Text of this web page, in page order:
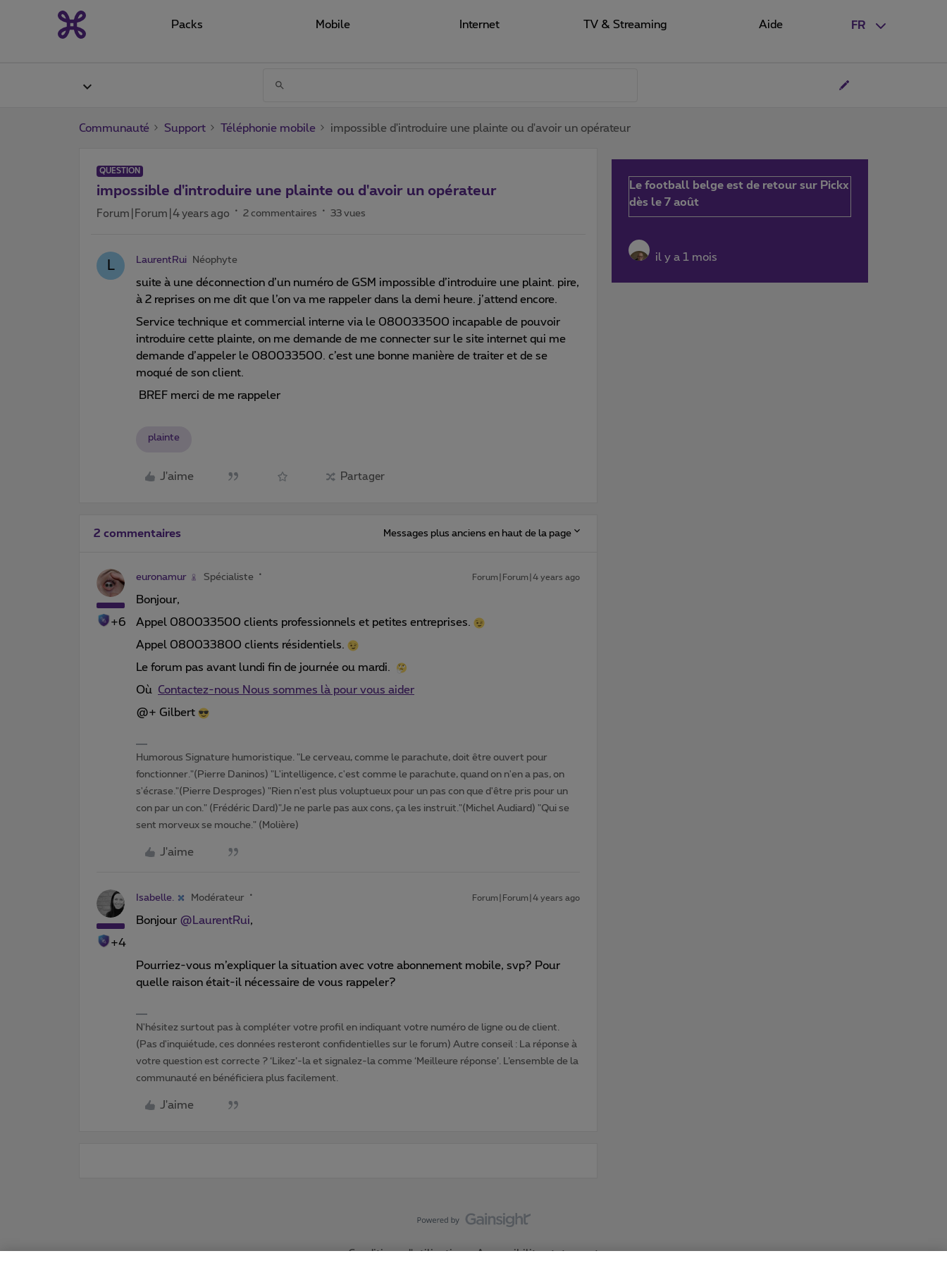
FR
Packs Mobile Internet TV & Streaming Aide
Communauté Support Téléphonie mobile impossible d'introduire une plainte ou d'avoir un opérateur
QUESTION
impossible d'introduire une plainte ou d'avoir un opérateur
Forum|Forum|4 years ago 2 commentaires 33 vues
L LaurentRui Néophyte
suite à une déconnection d’un numéro de GSM impossible d’introduire une plaint. pire,
à 2 reprises on me dit que l’on va me rappeler dans la demi heure. j’attend encore.
Service technique et commercial interne via le 080033500 incapable de pouvoir
introduire cette plainte, on me demande de me connecter sur le site internet qui me
demande d’appeler le 080033500. c’est une bonne manière de traiter et de se
moqué de son client.
BREF merci de me rappeler
plainte
J'aime Partager
2 commentaires Messages plus anciens en haut de la page
+6
euronamur Spécialiste Forum|Forum|4 years ago
Bonjour,
Appel 080033500 clients professionnels et petites entreprises.
Appel 080033800 clients résidentiels.
Le forum pas avant lundi fin de journée ou mardi.
Où Contactez-nous Nous sommes là pour vous aider
@+ Gilbert
Humorous Signature humoristique. "Le cerveau, comme le parachute, doit être ouvert pour
fonctionner."(Pierre Daninos) "L'intelligence, c'est comme le parachute, quand on n'en a pas, on
s'écrase."(Pierre Desproges) "Rien n'est plus voluptueux pour un pas con que d'être pris pour un
con par un con." (Frédéric Dard)"Je ne parle pas aux cons, ça les instruit."(Michel Audiard) "Qui se
sent morveux se mouche." (Molière)
J'aime
+4
Isabelle. Modérateur Forum|Forum|4 years ago
Bonjour @LaurentRui,
Pourriez-vous m’expliquer la situation avec votre abonnement mobile, svp? Pour
quelle raison était-il nécessaire de vous rappeler?
N'hésitez surtout pas à compléter votre profil en indiquant votre numéro de ligne ou de client.
(Pas d'inquiétude, ces données resteront confidentielles sur le forum) Autre conseil : La réponse à
votre question est correcte ? ‘Likez’-la et signalez-la comme ‘Meilleure réponse’. L’ensemble de la
communauté en bénéficiera plus facilement.
J'aime
Le football belge est de retour sur Pickx
dès le 7 août
il y a 1 mois
Conditions d'utilisation Accessibility statement